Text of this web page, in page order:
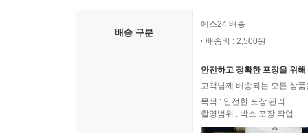
배송 구분
예스24 배송
배송비 : 2,500원
안전하고 정확한 포장을 위
고객님께 배송되는 모든 상
목적 : 안전한 포장 관리
촬영범위 : 박스 포장 작업